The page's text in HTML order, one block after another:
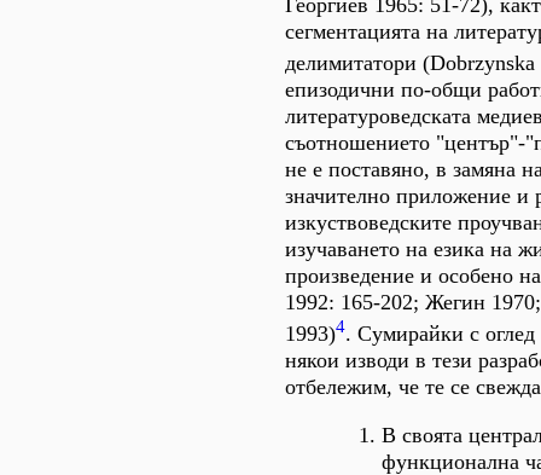
Георгиев 1965: 51-72),
сегментацията на
делимитатори (Dobrzynska
епизодични по-общи
литературоведската
съотношението "център"-
не е поставяно, в замяна
значително приложение и
изкуствоведските
изучаването на езика на
произведение и особено
1992: 165-202; Жегин
1993)4. Сумирайки с
някои изводи в тези
отбележим, че те се
В своята
функционална